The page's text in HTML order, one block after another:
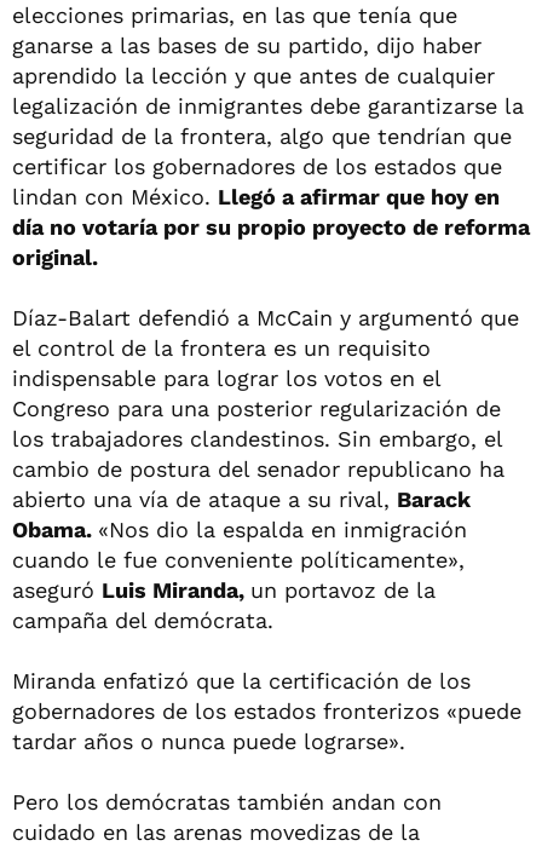
elecciones primarias, en las que tenía que
ganarse a las bases de su partido, dijo haber
aprendido la lección y que antes de cualquier
legalización de inmigrantes debe garantizarse la
seguridad de la frontera, algo que tendrían que
certificar los gobernadores de los estados que
lindan con México. Llegó a afirmar que hoy en
día no votaría por su propio proyecto de reforma
original.
Díaz-Balart defendió a McCain y argumentó que
el control de la frontera es un requisito
indispensable para lograr los votos en el
Congreso para una posterior regularización de
los trabajadores clandestinos. Sin embargo, el
cambio de postura del senador republicano ha
abierto una vía de ataque a su rival, Barack
Obama. «Nos dio la espalda en inmigración
cuando le fue conveniente políticamente»,
aseguró Luis Miranda, un portavoz de la
campaña del demócrata.
Miranda enfatizó que la certificación de los
gobernadores de los estados fronterizos «puede
tardar años o nunca puede lograrse».
Pero los demócratas también andan con
cuidado en las arenas movedizas de la